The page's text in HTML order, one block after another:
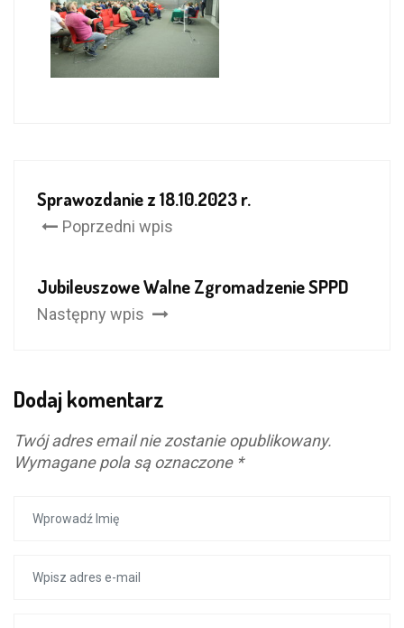
Sprawozdanie z 18.10.2023 r.
Poprzedni wpis
Jubileuszowe Walne Zgromadzenie SPPD
Następny wpis
Dodaj komentarz
Twój adres email nie zostanie opublikowany.
Wymagane pola są oznaczone *